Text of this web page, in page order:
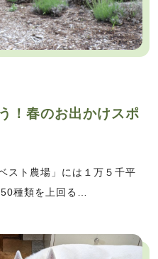
！春のお出かけスポ
スト農場」には１万５千平
種類を上回る…